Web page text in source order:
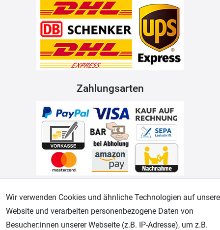
Zahlungsarten
Geprüfter Shop
Wir verwenden Cookies und ähnliche Technologien auf
Website und verarbeiten personenbezogene Daten von
Besucher:innen unserer Webseite (z.B. IP-Adresse), um z.B.